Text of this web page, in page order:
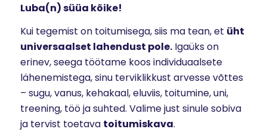
Luba(n) süüa kõike!
Kui tegemist on toitumisega, siis ma tean, et üht
universaalset lahendust pole.Igaüks on
erinev, seega töötame koos individuaalsete
lähenemistega, sinu terviklikkust arvesse võttes
– sugu, vanus, kehakaal, eluviis, toitumine, uni,
treening, töö ja suhted. Valime just sinule sobiva
ja tervist toetava toitumiskava.